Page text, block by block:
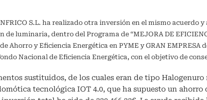
S.L. ha realizado otra inversión en el mismo
de luminaria, dentro del Programa de “MEJORA DE
Ahorro y Eficiencia Energética en PYME y GRAN
Nacional de Eficiencia Energética, con el objetivo de
sustituidos, de los cuales eran de tipo
tecnológica IOT 4.0, que ha supuesto un